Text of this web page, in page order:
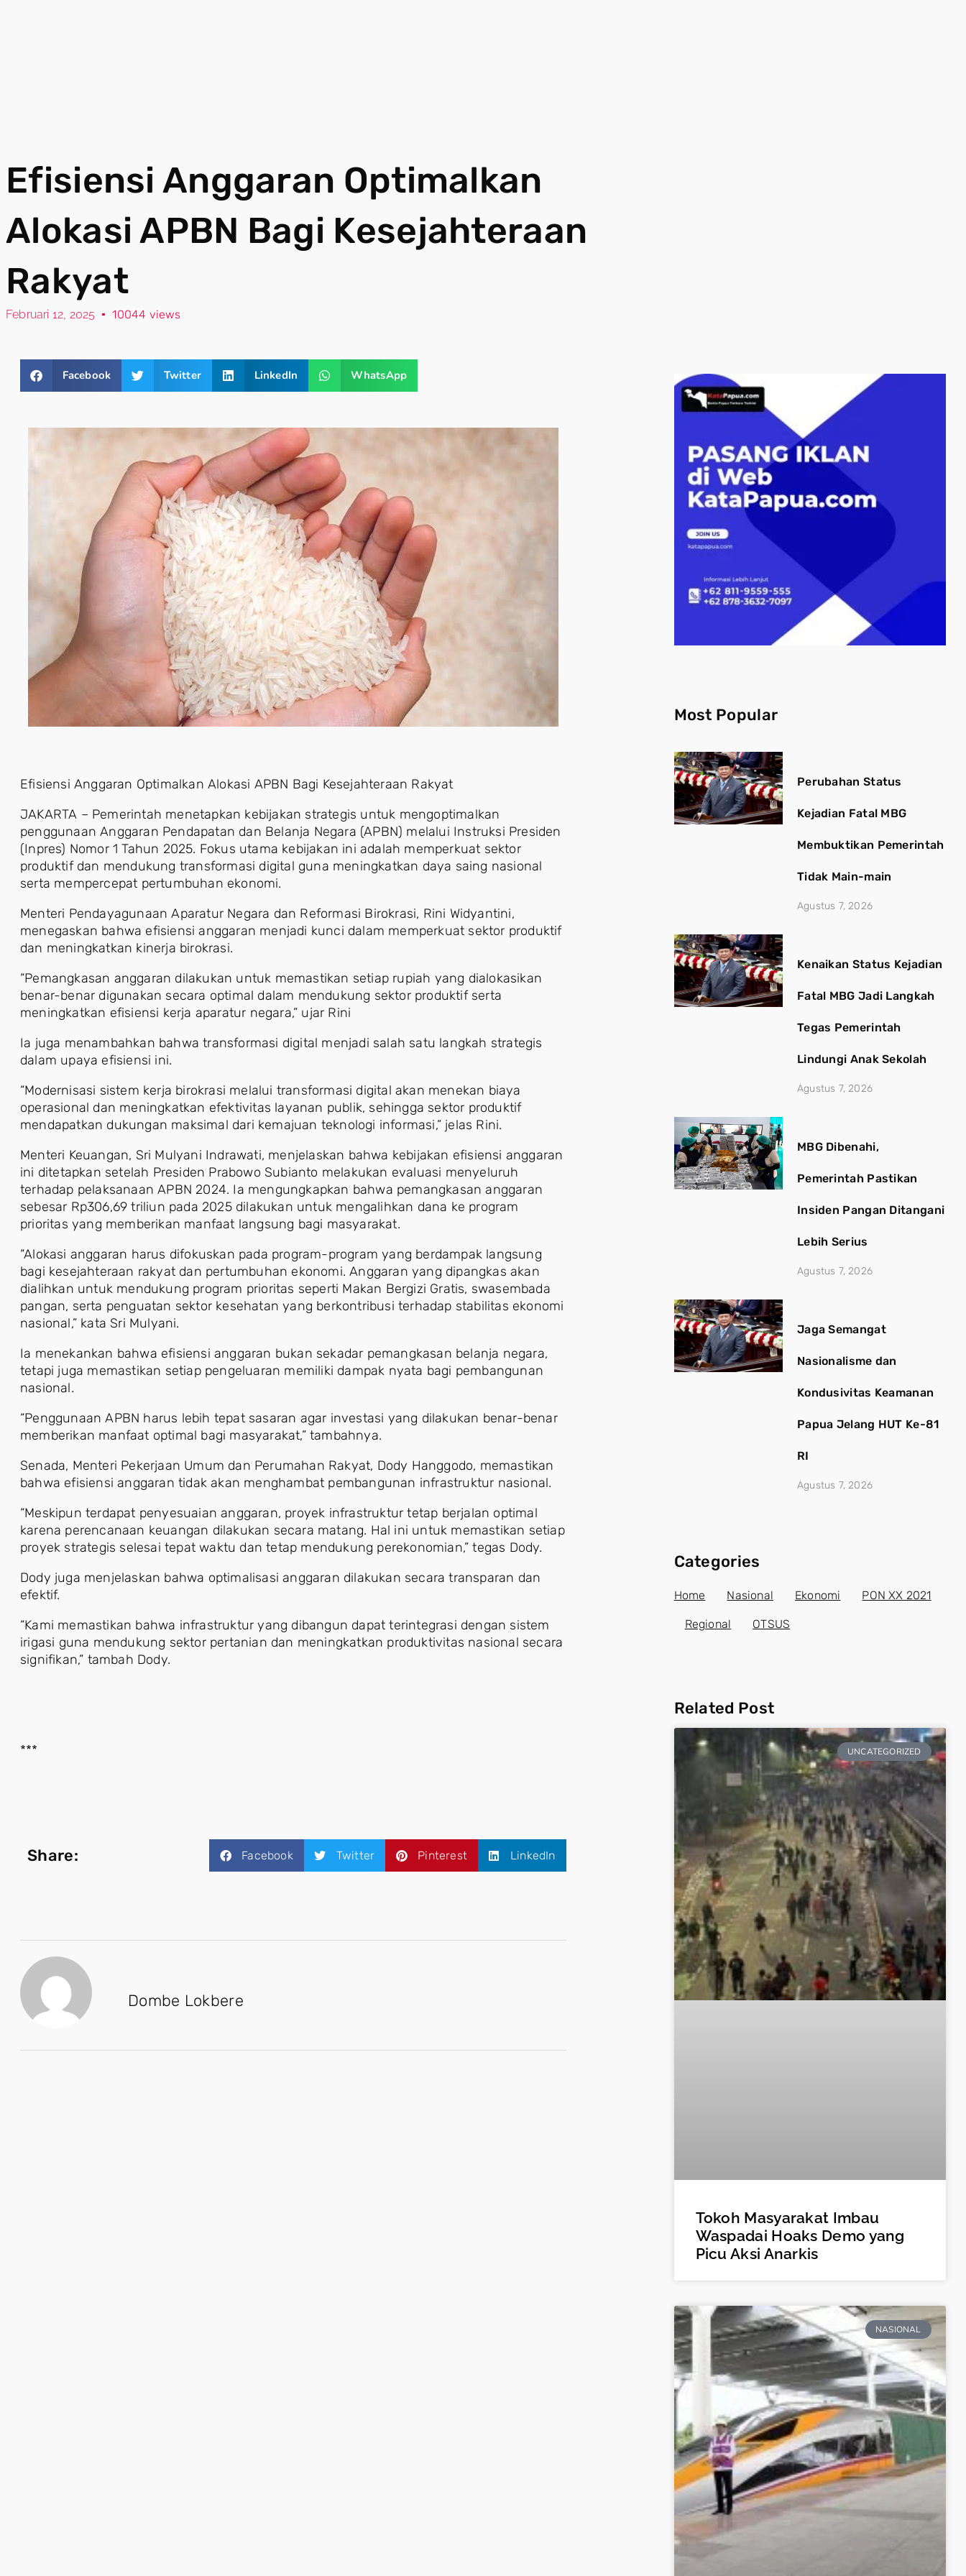
Efisiensi Anggaran Optimalkan
Alokasi APBN Bagi Kesejahteraan
Rakyat
Februari 12, 2025 10044 views
Facebook Twitter LinkedIn WhatsApp
Efisiensi Anggaran Optimalkan Alokasi APBN Bagi Kesejahteraan Rakyat
JAKARTA – Pemerintah menetapkan kebijakan strategis untuk mengoptimalkan
penggunaan Anggaran Pendapatan dan Belanja Negara (APBN) melalui Instruksi Presiden
(Inpres) Nomor 1 Tahun 2025. Fokus utama kebijakan ini adalah memperkuat sektor
produktif dan mendukung transformasi digital guna meningkatkan daya saing nasional
serta mempercepat pertumbuhan ekonomi.
Menteri Pendayagunaan Aparatur Negara dan Reformasi Birokrasi, Rini Widyantini,
menegaskan bahwa efisiensi anggaran menjadi kunci dalam memperkuat sektor produktif
dan meningkatkan kinerja birokrasi.
“Pemangkasan anggaran dilakukan untuk memastikan setiap rupiah yang dialokasikan
benar-benar digunakan secara optimal dalam mendukung sektor produktif serta
meningkatkan efisiensi kerja aparatur negara,” ujar Rini
Ia juga menambahkan bahwa transformasi digital menjadi salah satu langkah strategis
dalam upaya efisiensi ini.
“Modernisasi sistem kerja birokrasi melalui transformasi digital akan menekan biaya
operasional dan meningkatkan efektivitas layanan publik, sehingga sektor produktif
mendapatkan dukungan maksimal dari kemajuan teknologi informasi,” jelas Rini.
Menteri Keuangan, Sri Mulyani Indrawati, menjelaskan bahwa kebijakan efisiensi anggaran
ini ditetapkan setelah Presiden Prabowo Subianto melakukan evaluasi menyeluruh
terhadap pelaksanaan APBN 2024. Ia mengungkapkan bahwa pemangkasan anggaran
sebesar Rp306,69 triliun pada 2025 dilakukan untuk mengalihkan dana ke program
prioritas yang memberikan manfaat langsung bagi masyarakat.
“Alokasi anggaran harus difokuskan pada program-program yang berdampak langsung
bagi kesejahteraan rakyat dan pertumbuhan ekonomi. Anggaran yang dipangkas akan
dialihkan untuk mendukung program prioritas seperti Makan Bergizi Gratis, swasembada
pangan, serta penguatan sektor kesehatan yang berkontribusi terhadap stabilitas ekonomi
nasional,” kata Sri Mulyani.
Ia menekankan bahwa efisiensi anggaran bukan sekadar pemangkasan belanja negara,
tetapi juga memastikan setiap pengeluaran memiliki dampak nyata bagi pembangunan
nasional.
“Penggunaan APBN harus lebih tepat sasaran agar investasi yang dilakukan benar-benar
memberikan manfaat optimal bagi masyarakat,” tambahnya.
Senada, Menteri Pekerjaan Umum dan Perumahan Rakyat, Dody Hanggodo, memastikan
bahwa efisiensi anggaran tidak akan menghambat pembangunan infrastruktur nasional.
“Meskipun terdapat penyesuaian anggaran, proyek infrastruktur tetap berjalan optimal
karena perencanaan keuangan dilakukan secara matang. Hal ini untuk memastikan setiap
proyek strategis selesai tepat waktu dan tetap mendukung perekonomian,” tegas Dody.
Dody juga menjelaskan bahwa optimalisasi anggaran dilakukan secara transparan dan
efektif.
“Kami memastikan bahwa infrastruktur yang dibangun dapat terintegrasi dengan sistem
irigasi guna mendukung sektor pertanian dan meningkatkan produktivitas nasional secara
signifikan,” tambah Dody.
***
Share: Facebook Twitter Pinterest LinkedIn
Dombe Lokbere
Most Popular
Perubahan Status
Kejadian Fatal MBG
Membuktikan Pemerintah
Tidak Main-main
Agustus 7, 2026
Kenaikan Status Kejadian
Fatal MBG Jadi Langkah
Tegas Pemerintah
Lindungi Anak Sekolah
Agustus 7, 2026
MBG Dibenahi,
Pemerintah Pastikan
Insiden Pangan Ditangani
Lebih Serius
Agustus 7, 2026
Jaga Semangat
Nasionalisme dan
Kondusivitas Keamanan
Papua Jelang HUT Ke-81
RI
Agustus 7, 2026
Categories
Home Nasional Ekonomi PON XX 2021
Regional OTSUS
Related Post
UNCATEGORIZED
Tokoh Masyarakat Imbau
Waspadai Hoaks Demo yang
Picu Aksi Anarkis
NASIONAL